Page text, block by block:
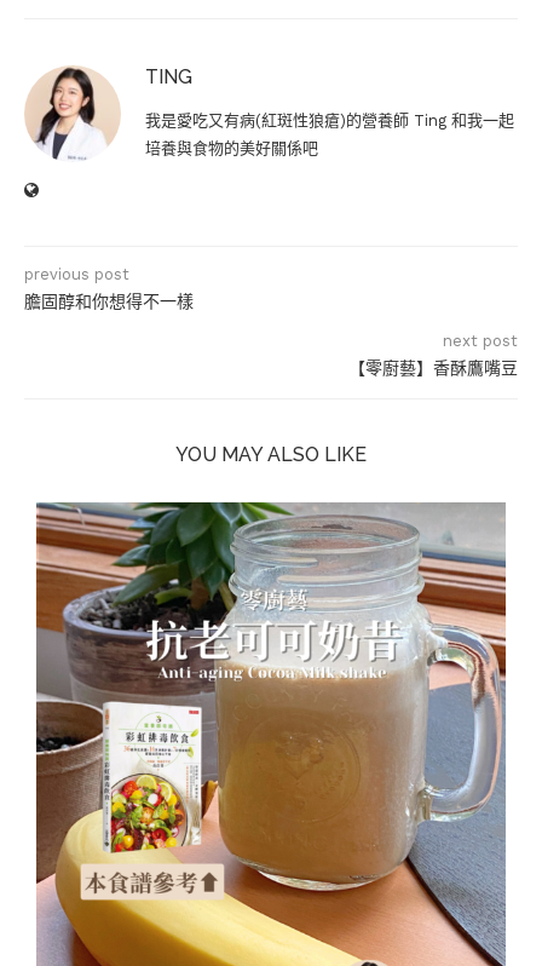
TING
我是愛吃又有病(紅斑性狼瘡)的營養師 Ting 和我一起
培養與食物的美好關係吧
previous post
膽固醇和你想得不一樣
next post
【零廚藝】香酥鷹嘴豆
YOU MAY ALSO LIKE